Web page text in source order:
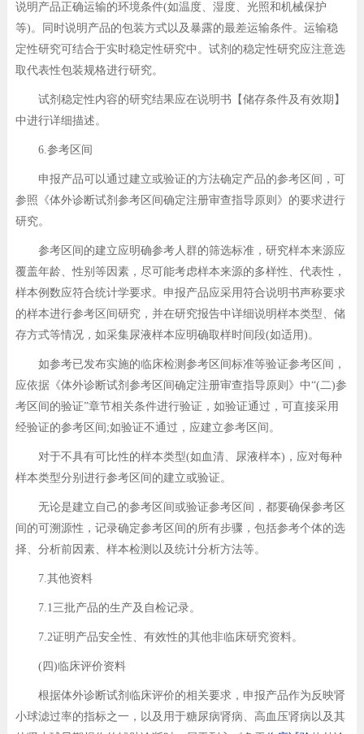
说明产品正确运输的环境条件(如温度、湿度、光照和机械保护
等)。同时说明产品的包装方式以及暴露的最差运输条件。运输稳
定性研究可结合于实时稳定性研究中。试剂的稳定性研究应注意选
取代表性包装规格进行研究。
试剂稳定性内容的研究结果应在说明书【储存条件及有效期】
中进行详细描述。
6.参考区间
申报产品可以通过建立或验证的方法确定产品的参考区间，可
参照《体外诊断试剂参考区间确定注册审查指导原则》的要求进行
研究。
参考区间的建立应明确参考人群的筛选标准，研究样本来源应
覆盖年龄、性别等因素，尽可能考虑样本来源的多样性、代表性，
样本例数应符合统计学要求。申报产品应采用符合说明书声称要求
的样本进行参考区间研究，并在研究报告中详细说明样本类型、储
存方式等情况，如采集尿液样本应明确取样时间段(如适用)。
如参考已发布实施的临床检测参考区间标准等验证参考区间，
应依据《体外诊断试剂参考区间确定注册审查指导原则》中“(二)参
考区间的验证”章节相关条件进行验证，如验证通过，可直接采用
经验证的参考区间;如验证不通过，应建立参考区间。
对于不具有可比性的样本类型(如血清、尿液样本)，应对每种
样本类型分别进行参考区间的建立或验证。
无论是建立自己的参考区间或验证参考区间，都要确保参考区
间的可溯源性，记录确定参考区间的所有步骤，包括参考个体的选
择、分析前因素、样本检测以及统计分析方法等。
7.其他资料
7.1三批产品的生产及自检记录。
7.2证明产品安全性、有效性的其他非临床研究资料。
(四)临床评价资料
根据体外诊断试剂临床评价的相关要求，申报产品作为反映肾
小球滤过率的指标之一，以及用于糖尿病肾病、高血压肾病以及其